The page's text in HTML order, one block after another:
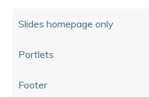
Slides homepage only
Portlets
Footer